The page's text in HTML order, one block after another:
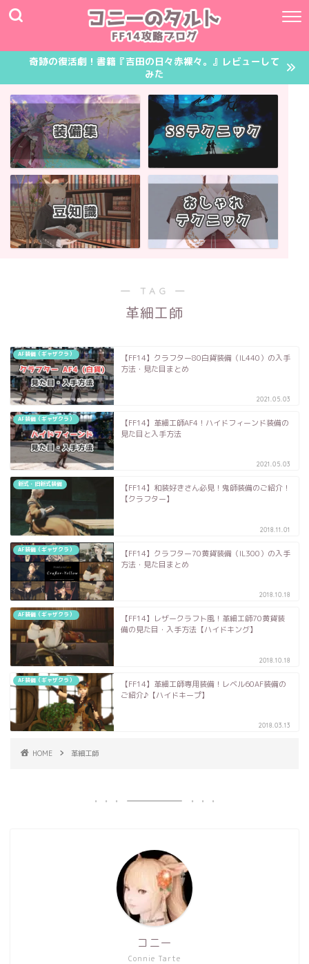
奇跡の復活劇！書籍『吉田の日々赤裸々。』レビューして
みた
― TAG ―
革細工師
AF装備（ギャザクラ）
【FF14】クラフター80白貨装備（IL440）の入手
方法・見た目まとめ
2021.05.03
AF装備（ギャザクラ）
【FF14】革細工師AF4！ハイドフィーンド装備の
見た目と入手方法
2021.05.03
新式・旧新式装備
【FF14】和装好きさん必見！鬼師装備のご紹介！
【クラフター】
2018.11.01
AF装備（ギャザクラ）
【FF14】クラフター70黄貨装備（IL300）の入手
方法・見た目まとめ
2018.10.18
AF装備（ギャザクラ）
【FF14】レザークラフト風！革細工師70黄貨装
備の見た目・入手方法【ハイドキング】
2018.10.18
AF装備（ギャザクラ）
【FF14】革細工師専用装備！レベル60AF装備の
ご紹介♪【ハイドキープ】
2018.03.13
HOME 革細工師
Connie Tarte
コニー